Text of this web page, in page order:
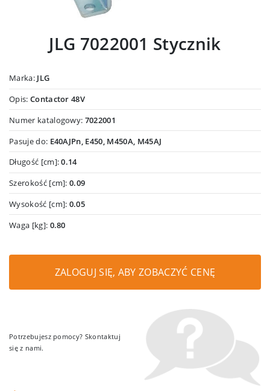
JLG 7022001 Stycznik
Marka: JLG
Opis: Contactor 48V
Numer katalogowy: 7022001
Pasuje do: E40AJPn, E450, M450A, M45AJ
Długość [cm]:0.14
Szerokość [cm]:0.09
Wysokość [cm]: 0.05
Waga [kg]: 0.80
ZALOGUJ SIĘ, ABY ZOBACZYĆ CENĘ
Potrzebujesz pomocy? Skontaktuj
się z nami.